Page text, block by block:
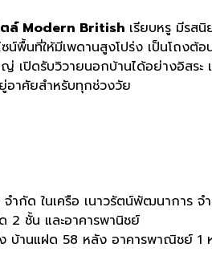
ตล์ Modern British เรียบหรู มีรสนิ
พื้นที่ให้มีเพดานสูงโปร่ง เป็นโถงต้อ
เปิดรับวิวายนอกบ้านได้อย่างอิสระ
าศัยสำหรับทุกช่วงวัย
ำกัด ในเครือ เนาวรัตน์พัฒนาการ จ
2 ชั้น และอาคารพานิชย์
บ้านแฝด 58 หลัง อาคารพาณิชย์ 1